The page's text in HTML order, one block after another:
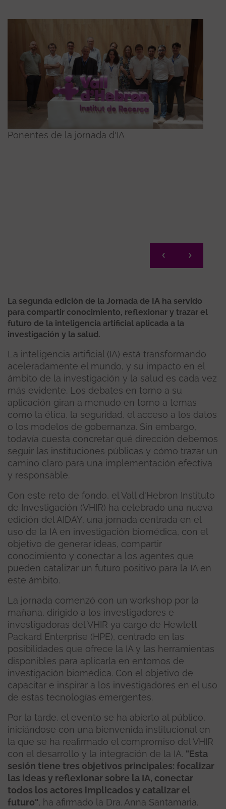
Ponentes de la jornada d'IA
La segunda edición de la Jornada de IA ha servido
para compartir conocimiento, reflexionar y trazar el
futuro de la inteligencia artificial aplicada a la
investigación y la salud.
La inteligencia artificial (IA) está transformando
aceleradamente el mundo, y su impacto en el
ámbito de la investigación y la salud es cada vez
más evidente. Los debates en torno a su
aplicación giran a menudo en torno a temas
como la ética, la seguridad, el acceso a los datos
o los modelos de gobernanza. Sin embargo,
todavía cuesta concretar qué dirección debemos
seguir las instituciones públicas y cómo trazar un
camino claro para una implementación efectiva
y responsable.
Con este reto de fondo, el Vall d'Hebron Instituto
de Investigación (VHIR) ha celebrado una nueva
edición del AIDAY, una jornada centrada en el
uso de la IA en investigación biomédica, con el
objetivo de generar ideas, compartir
conocimiento y conectar a los agentes que
pueden catalizar un futuro positivo para la IA en
este ámbito.
La jornada comenzó con un workshop por la
mañana, dirigido a los investigadores e
investigadoras del VHIR ya cargo de Hewlett
Packard Enterprise (HPE), centrado en las
posibilidades que ofrece la IA y las herramientas
disponibles para aplicarla en entornos de
investigación biomédica. Con el objetivo de
capacitar e inspirar a los investigadores en el uso
de estas tecnologías emergentes.
Por la tarde, el evento se ha abierto al público,
iniciándose con una bienvenida institucional en
la que se ha reafirmado el compromiso del VHIR
con el desarrollo y la integración de la IA. "Esta
sesión tiene tres objetivos principales: focalizar
las ideas y reflexionar sobre la IA, conectar
todos los actores implicados y catalizar el
futuro", ha afirmado la Dra. Anna Santamaria,